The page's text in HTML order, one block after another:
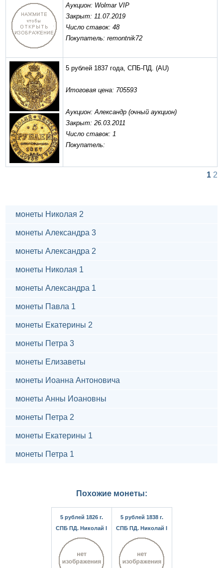
Аукцион: Wolmar VIP
Закрыт: 11.07.2019
Число ставок: 48
Покупатель: remontnik72
5 рублей 1837 года, СПБ-ПД. (AU)
Итоговая цена: 705593
Аукцион: Александр (очный аукцион)
Закрыт: 26.03.2011
Число ставок: 1
Покупатель:
1 2
монеты Николая 2
монеты Александра 3
монеты Александра 2
монеты Николая 1
монеты Александра 1
монеты Павла 1
монеты Екатерины 2
монеты Петра 3
монеты Елизаветы
монеты Иоанна Антоновича
монеты Анны Иоановны
монеты Петра 2
монеты Екатерины 1
монеты Петра 1
Похожие монеты:
5 рублей 1826 г.
СПБ ПД. Николай I
5 рублей 1838 г.
СПБ ПД. Николай I